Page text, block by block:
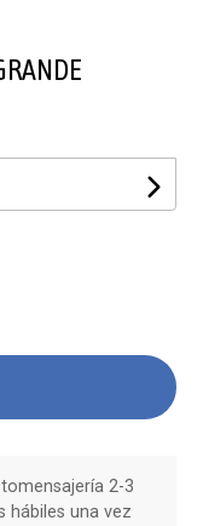
2-3
hábiles una vez